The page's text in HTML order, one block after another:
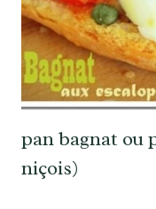
pan bagnat ou
niçois)